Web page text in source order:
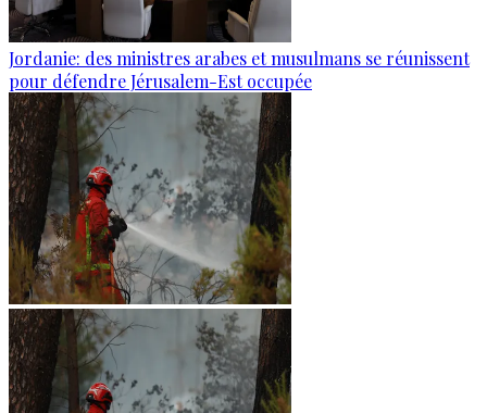
Jordanie: des ministres arabes et musulmans se réunissent
pour défendre Jérusalem-Est occupée